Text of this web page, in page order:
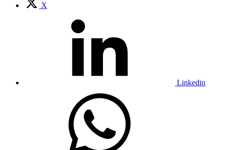
X
Linkedin